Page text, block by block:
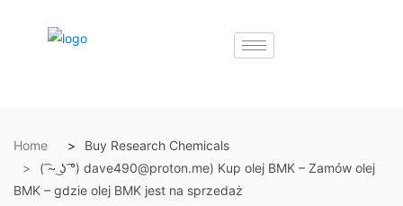
Home
Buy Research Chemicals
( ͡~ ͜ʖ ͡°) dave490@proton.me) Kup olej BMK – Zamów olej
BMK – gdzie olej BMK jest na sprzedaż